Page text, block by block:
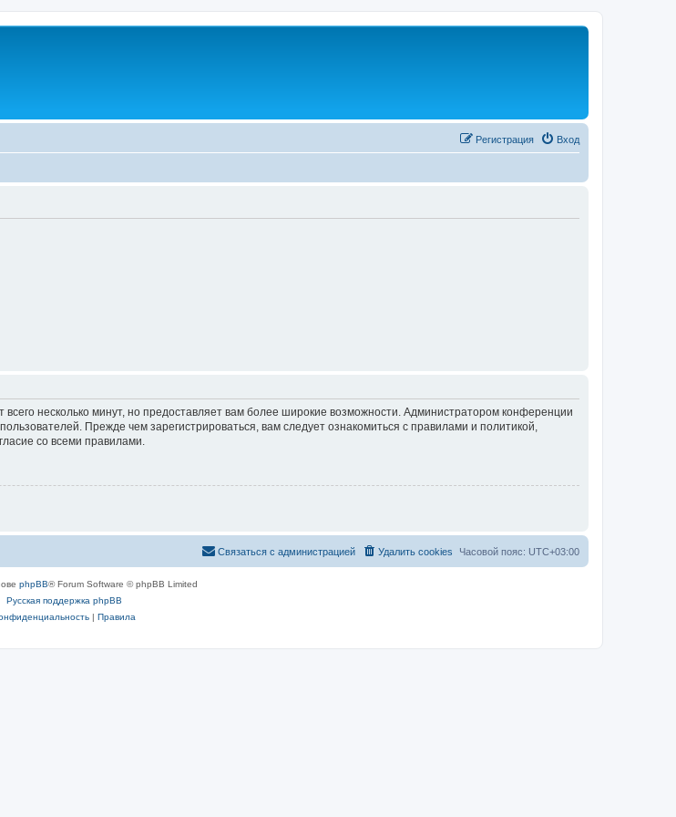
Вход
Регистрация
несколько минут, но предоставляет вам более широкие возможности. Администратором конференции
Прежде чем зарегистрироваться, вам следует ознакомиться с правилами и политикой,
со всеми правилами.
Часовой пояс: UTC+03:00
Удалить cookies
Связаться с администрацией
phpBB® Forum Software © phpBB Limited
Русская поддержка phpBB
| Правила